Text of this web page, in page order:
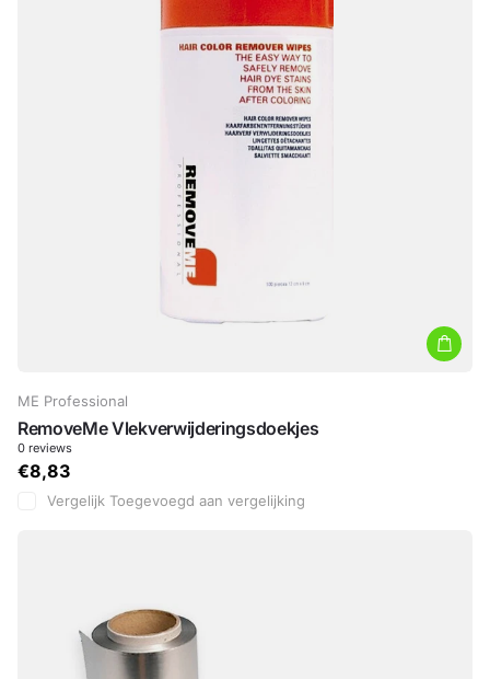
ME Professional
RemoveMe Vlekverwijderingsdoekjes
0 reviews
€8,83
Vergelijk Toegevoegd aan vergelijking